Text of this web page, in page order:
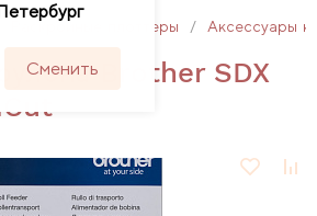
Сменить
Раскройные плоттеры Аксессуары к
Brother SDX